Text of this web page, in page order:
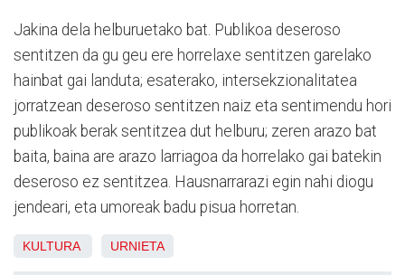
Jakina dela helburuetako bat. Publikoa deseroso
sentitzen da gu geu ere horrelaxe sentitzen garelako
hainbat gai landuta; esaterako, intersekzionalitatea
jorratzean deseroso sentitzen naiz eta sentimendu hori
publikoak berak sentitzea dut helburu; zeren arazo bat
baita, baina are arazo larriagoa da horrelako gai batekin
deseroso ez sentitzea. Hausnarrarazi egin nahi diogu
jendeari, eta umoreak badu pisua horretan.
KULTURA URNIETA